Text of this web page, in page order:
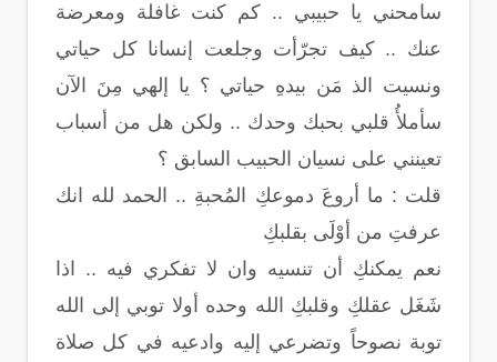
سامحني يا حبيبي .. كم كنت غافلة ومعرضة
عنك .. كيف تجرّأت وجلعت إنسانا كل حياتي
ونسيت الذ مَن بيدهِ حياتي ؟ يا إلهي مِنَ الآن
سأملأُ قلبي بحبك وحدك .. ولكن هل من أسباب
تعينني على نسيان الحبيب السابق ؟
قلت : ما أروعَ دموعكِ المُحبةِ .. الحمد لله انك
عرفتِ من أوْلَى بقلبكِ
نعم يمكنكِ أن تنسيه وان لا تفكري فيه .. اذا
شَغَل عقلكِ وقلبكِ الله وحده أولا توبي إلى الله
توبة نصوحاً وتضرعي إليه وادعيه في كل صلاة